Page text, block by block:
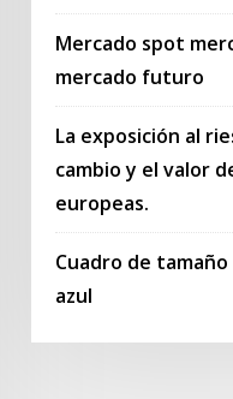
Mercado spot
mercado futuro
La exposición al
cambio y el valor
europeas.
Cuadro de
azul